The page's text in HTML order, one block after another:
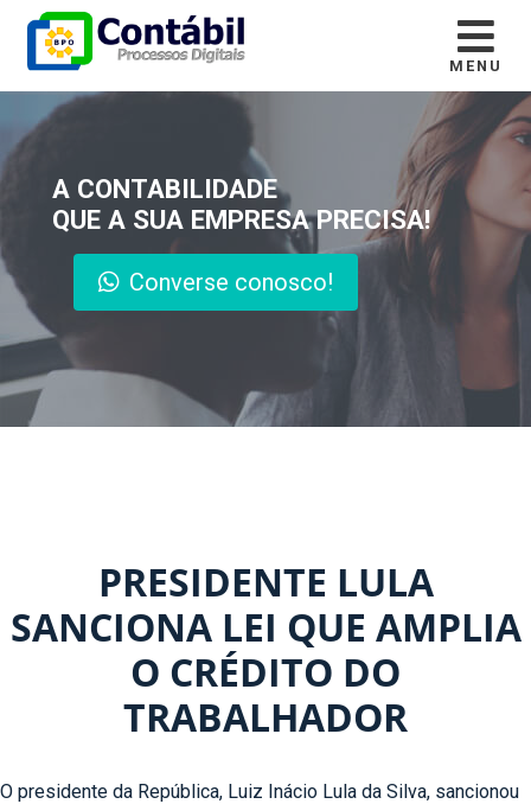
MENU
A CONTABILIDADE
QUE A SUA EMPRESA PRECISA!
Converse conosco!
PRESIDENTE LULA
SANCIONA LEI QUE AMPLIA
O CRÉDITO DO
TRABALHADOR
O presidente da República, Luiz Inácio Lula da Silva, sancionou